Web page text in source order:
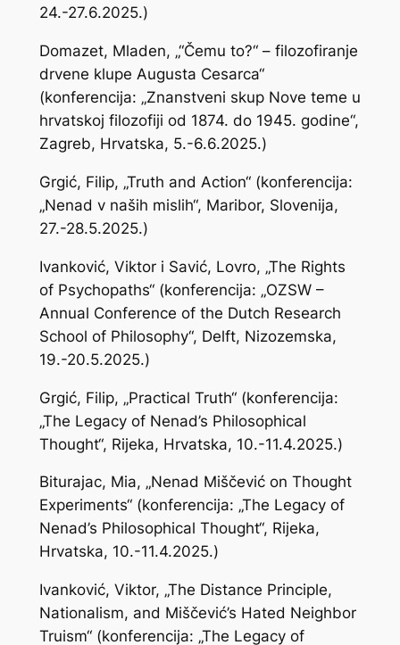
24.-27.6.2025.)
Domazet, Mladen, „“Čemu to?“ – filozofiranje
drvene klupe Augusta Cesarca“
(konferencija: „Znanstveni skup Nove teme u
hrvatskoj filozofiji od 1874. do 1945. godine“,
Zagreb, Hrvatska, 5.-6.6.2025.)
Grgić, Filip, „Truth and Action“ (konferencija:
„Nenad v naših mislih“, Maribor, Slovenija,
27.-28.5.2025.)
Ivanković, Viktor i Savić, Lovro, „The Rights
of Psychopaths“ (konferencija: „OZSW –
Annual Conference of the Dutch Research
School of Philosophy“, Delft, Nizozemska,
19.-20.5.2025.)
Grgić, Filip, „Practical Truth“ (konferencija:
„The Legacy of Nenad’s Philosophical
Thought“, Rijeka, Hrvatska, 10.-11.4.2025.)
Biturajac, Mia, „Nenad Miščević on Thought
Experiments“ (konferencija: „The Legacy of
Nenad’s Philosophical Thought“, Rijeka,
Hrvatska, 10.-11.4.2025.)
Ivanković, Viktor, „The Distance Principle,
Nationalism, and Miščević’s Hated Neighbor
Truism“ (konferencija: „The Legacy of